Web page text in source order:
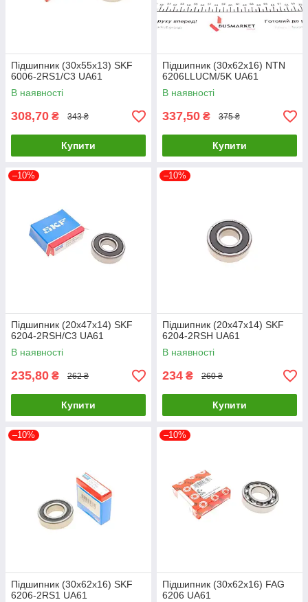
Підшипник (30x55x13) SKF
6006-2RS1/C3 UA61
В наявності
308,70 ₴ 343 ₴
Купити
Підшипник (30x62x16) NTN
6206LLUCM/5K UA61
В наявності
337,50 ₴ 375 ₴
Купити
–10%
Підшипник (20x47x14) SKF
6204-2RSH/C3 UA61
В наявності
235,80 ₴ 262 ₴
Купити
–10%
Підшипник (20x47x14) SKF
6204-2RSH UA61
В наявності
234 ₴ 260 ₴
Купити
–10%
Підшипник (30x62x16) SKF
6206-2RS1 UA61
–10%
Підшипник (30x62x16) FAG
6206 UA61